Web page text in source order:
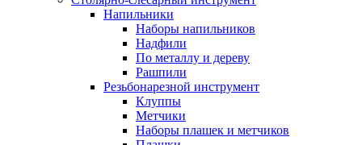
Напильники
Наборы напильников
Надфили
По металлу и дереву
Рашпили
Резьбонарезной инструмент
Клуппы
Метчики
Наборы плашек и метчиков